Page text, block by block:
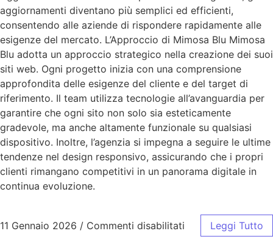
aggiornamenti diventano più semplici ed efficienti,
consentendo alle aziende di rispondere rapidamente alle
esigenze del mercato. L’Approccio di Mimosa Blu Mimosa
Blu adotta un approccio strategico nella creazione dei suoi
siti web. Ogni progetto inizia con una comprensione
approfondita delle esigenze del cliente e del target di
riferimento. Il team utilizza tecnologie all’avanguardia per
garantire che ogni sito non solo sia esteticamente
gradevole, ma anche altamente funzionale su qualsiasi
dispositivo. Inoltre, l’agenzia si impegna a seguire le ultime
tendenze nel design responsivo, assicurando che i propri
clienti rimangano competitivi in un panorama digitale in
continua evoluzione.
11 Gennaio 2026 / Commenti disabilitati Leggi Tutto